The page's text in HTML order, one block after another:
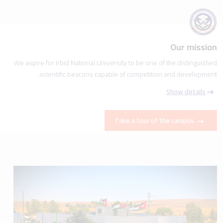
Our mission
We aspire for Irbid National University to be one of the distinguished
scientific beacons capable of competition and development.
Show details
Take a tour of the campus